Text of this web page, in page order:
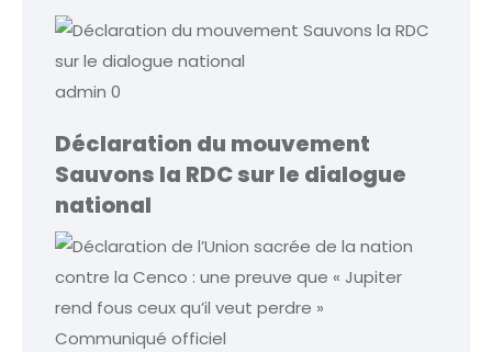
admin 0
Déclaration du mouvement
Sauvons la RDC sur le dialogue
national